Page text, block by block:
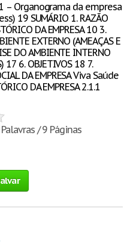
1 – Organograma da empresa
19 SUMÁRIO 1. RAZÃO
DA EMPRESA 10 3.
EXTERNO (AMEAÇAS E
DO AMBIENTE INTERNO
17 6. OBJETIVOS 18 7.
DA EMPRESA Viva Saúde
DA EMPRESA 2.1.1
/ 9 Páginas